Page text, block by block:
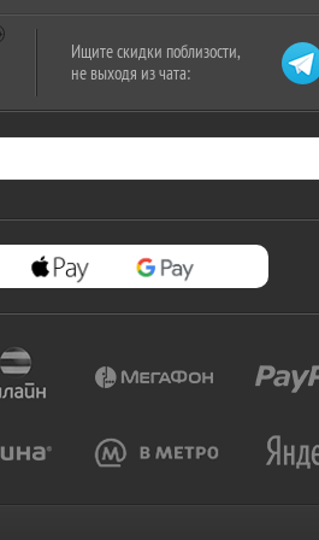
Ищите скидки поблизости,
не выходя из чата: